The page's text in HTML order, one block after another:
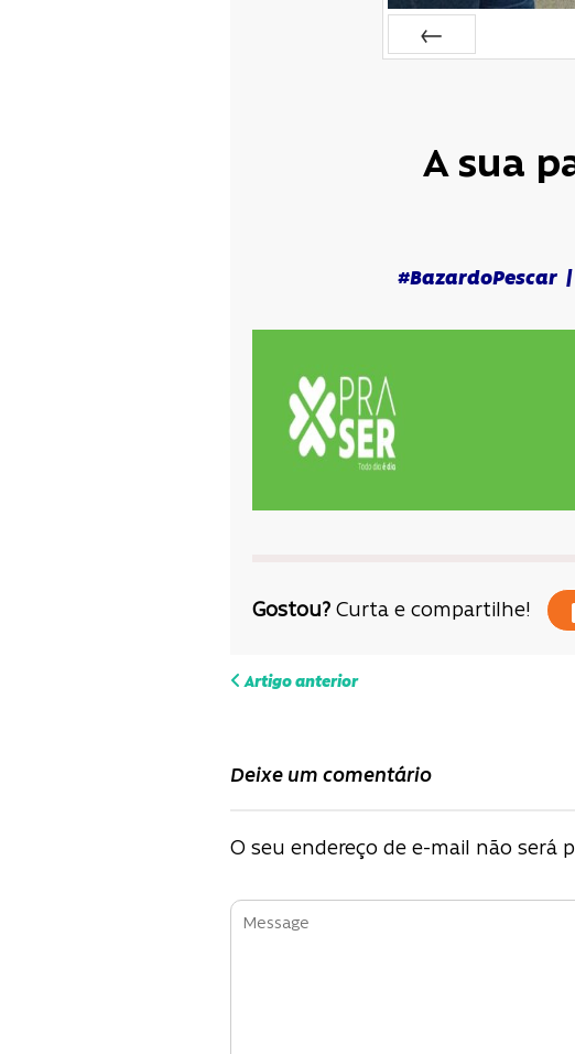
A sua
#BazardoPescar
Gostou? Curta e compartilhe!
Navegação
de
Artigo anterior
Deixe um comentário
O seu endereço de e-mail não será